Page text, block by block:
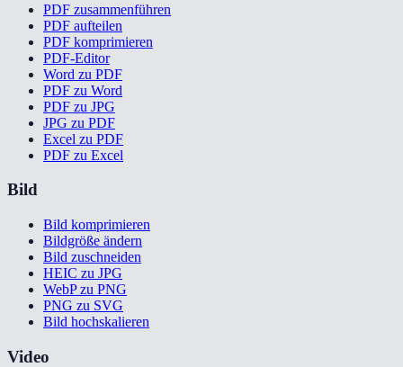
PDF zusammenführen
PDF aufteilen
PDF komprimieren
PDF-Editor
Word zu PDF
PDF zu Word
PDF zu JPG
JPG zu PDF
Excel zu PDF
PDF zu Excel
Bild
Bild komprimieren
Bildgröße ändern
Bild zuschneiden
HEIC zu JPG
WebP zu PNG
PNG zu SVG
Bild hochskalieren
Video